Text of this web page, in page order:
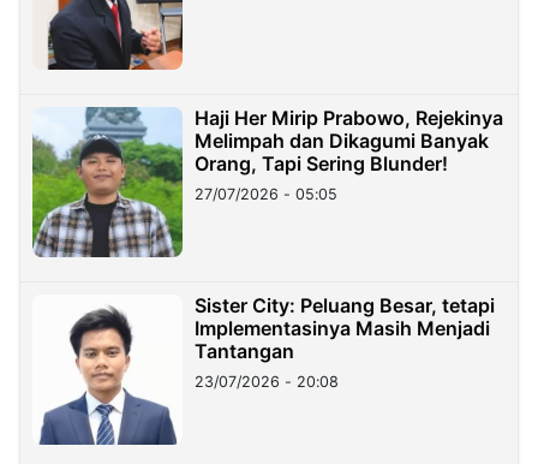
Haji Her Mirip Prabowo, Rejekinya
Melimpah dan Dikagumi Banyak
Orang, Tapi Sering Blunder!
27/07/2026 - 05:05
Sister City: Peluang Besar, tetapi
Implementasinya Masih Menjadi
Tantangan
23/07/2026 - 20:08